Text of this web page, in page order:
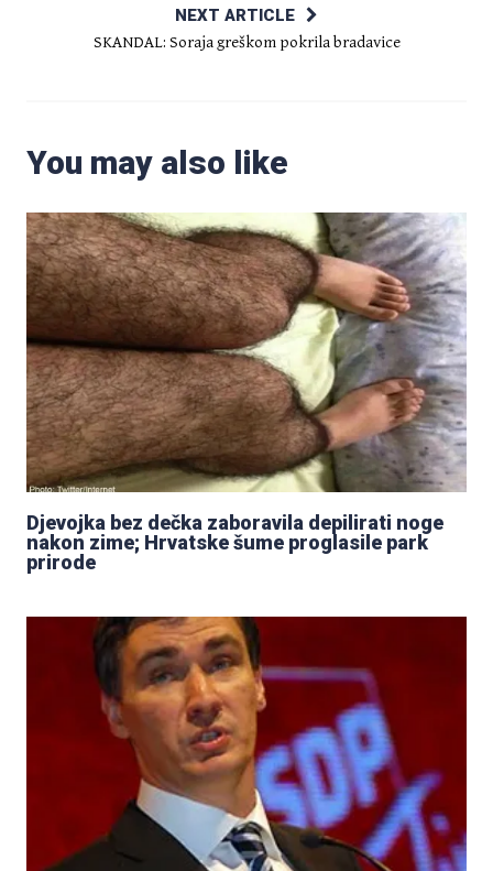
NEXT ARTICLE
SKANDAL: Soraja greškom pokrila bradavice
You may also like
Djevojka bez dečka zaboravila depilirati noge
nakon zime; Hrvatske šume proglasile park
prirode